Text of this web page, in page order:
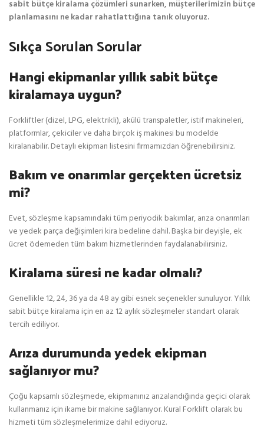
sabit bütçe kiralama çözümleri sunarken, müşterilerimizin bütçe
planlamasını ne kadar rahatlattığına tanık oluyoruz.
Sıkça Sorulan Sorular
Hangi ekipmanlar yıllık sabit bütçe
kiralamaya uygun?
Forkliftler (dizel, LPG, elektrikli), akülü transpaletler, istif makineleri,
platformlar, çekiciler ve daha birçok iş makinesi bu modelde
kiralanabilir. Detaylı ekipman listesini firmamızdan öğrenebilirsiniz.
Bakım ve onarımlar gerçekten ücretsiz
mi?
Evet, sözleşme kapsamındaki tüm periyodik bakımlar, arıza onarımları
ve yedek parça değişimleri kira bedeline dahil. Başka bir deyişle, ek
ücret ödemeden tüm bakım hizmetlerinden faydalanabilirsiniz.
Kiralama süresi ne kadar olmalı?
Genellikle 12, 24, 36 ya da 48 ay gibi esnek seçenekler sunuluyor. Yıllık
sabit bütçe kiralama için en az 12 aylık sözleşmeler standart olarak
tercih ediliyor.
Arıza durumunda yedek ekipman
sağlanıyor mu?
Çoğu kapsamlı sözleşmede, ekipmanınız arızalandığında geçici olarak
kullanmanız için ikame bir makine sağlanıyor. Kural Forklift olarak bu
hizmeti tüm sözleşmelerimize dahil ediyoruz.